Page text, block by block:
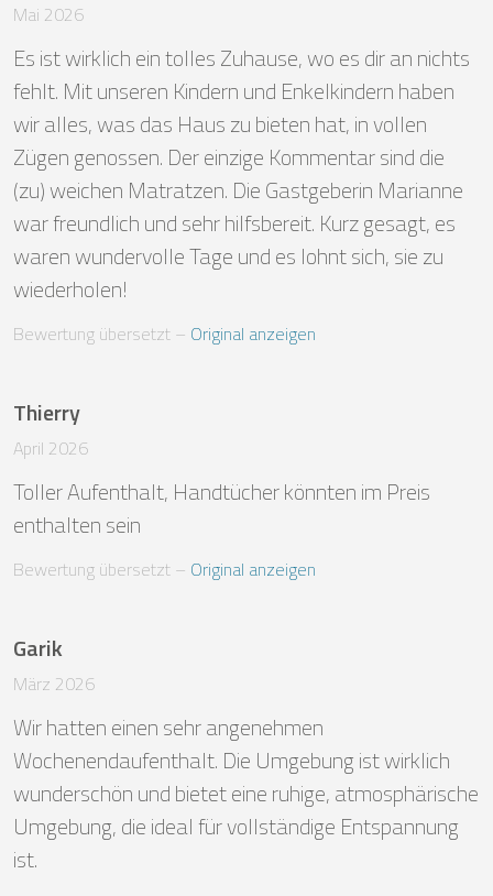
Mai 2026
Es ist wirklich ein tolles Zuhause, wo es dir an nichts
fehlt. Mit unseren Kindern und Enkelkindern haben
wir alles, was das Haus zu bieten hat, in vollen
Zügen genossen. Der einzige Kommentar sind die
(zu) weichen Matratzen. Die Gastgeberin Marianne
war freundlich und sehr hilfsbereit. Kurz gesagt, es
waren wundervolle Tage und es lohnt sich, sie zu
wiederholen!
Bewertung übersetzt – Original anzeigen
Thierry
April 2026
Toller Aufenthalt, Handtücher könnten im Preis
enthalten sein
Bewertung übersetzt – Original anzeigen
Garik
März 2026
Wir hatten einen sehr angenehmen
Wochenendaufenthalt. Die Umgebung ist wirklich
wunderschön und bietet eine ruhige, atmosphärische
Umgebung, die ideal für vollständige Entspannung
ist.